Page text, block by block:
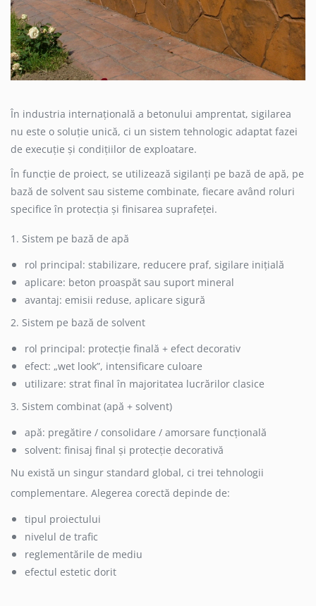
În industria internațională a betonului amprentat, sigilarea
nu este o soluție unică, ci un sistem tehnologic adaptat fazei
de execuție și condițiilor de exploatare.
În funcție de proiect, se utilizează sigilanți pe bază de apă, pe
bază de solvent sau sisteme combinate, fiecare având roluri
specifice în protecția și finisarea suprafeței.
1. Sistem pe bază de apă
rol principal: stabilizare, reducere praf, sigilare inițială
aplicare: beton proaspăt sau suport mineral
avantaj: emisii reduse, aplicare sigură
2. Sistem pe bază de solvent
rol principal: protecție finală + efect decorativ
efect: „wet look”, intensificare culoare
utilizare: strat final în majoritatea lucrărilor clasice
3. Sistem combinat (apă + solvent)
apă: pregătire / consolidare / amorsare funcțională
solvent: finisaj final și protecție decorativă
Nu există un singur standard global, ci trei tehnologii
complementare. Alegerea corectă depinde de:
tipul proiectului
nivelul de trafic
reglementările de mediu
efectul estetic dorit